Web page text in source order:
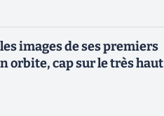
images de ses premiers
orbite, cap sur le très haut